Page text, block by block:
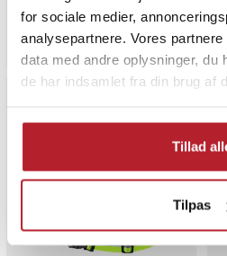
for sociale medier,
analysepartnere. Vores
data med andre oplysninger, du
de har indsamlet fra din brug af
Tillad
Tilpas
99 kr.
Lige nu har vi kun 2 tilbage af dette
Køb